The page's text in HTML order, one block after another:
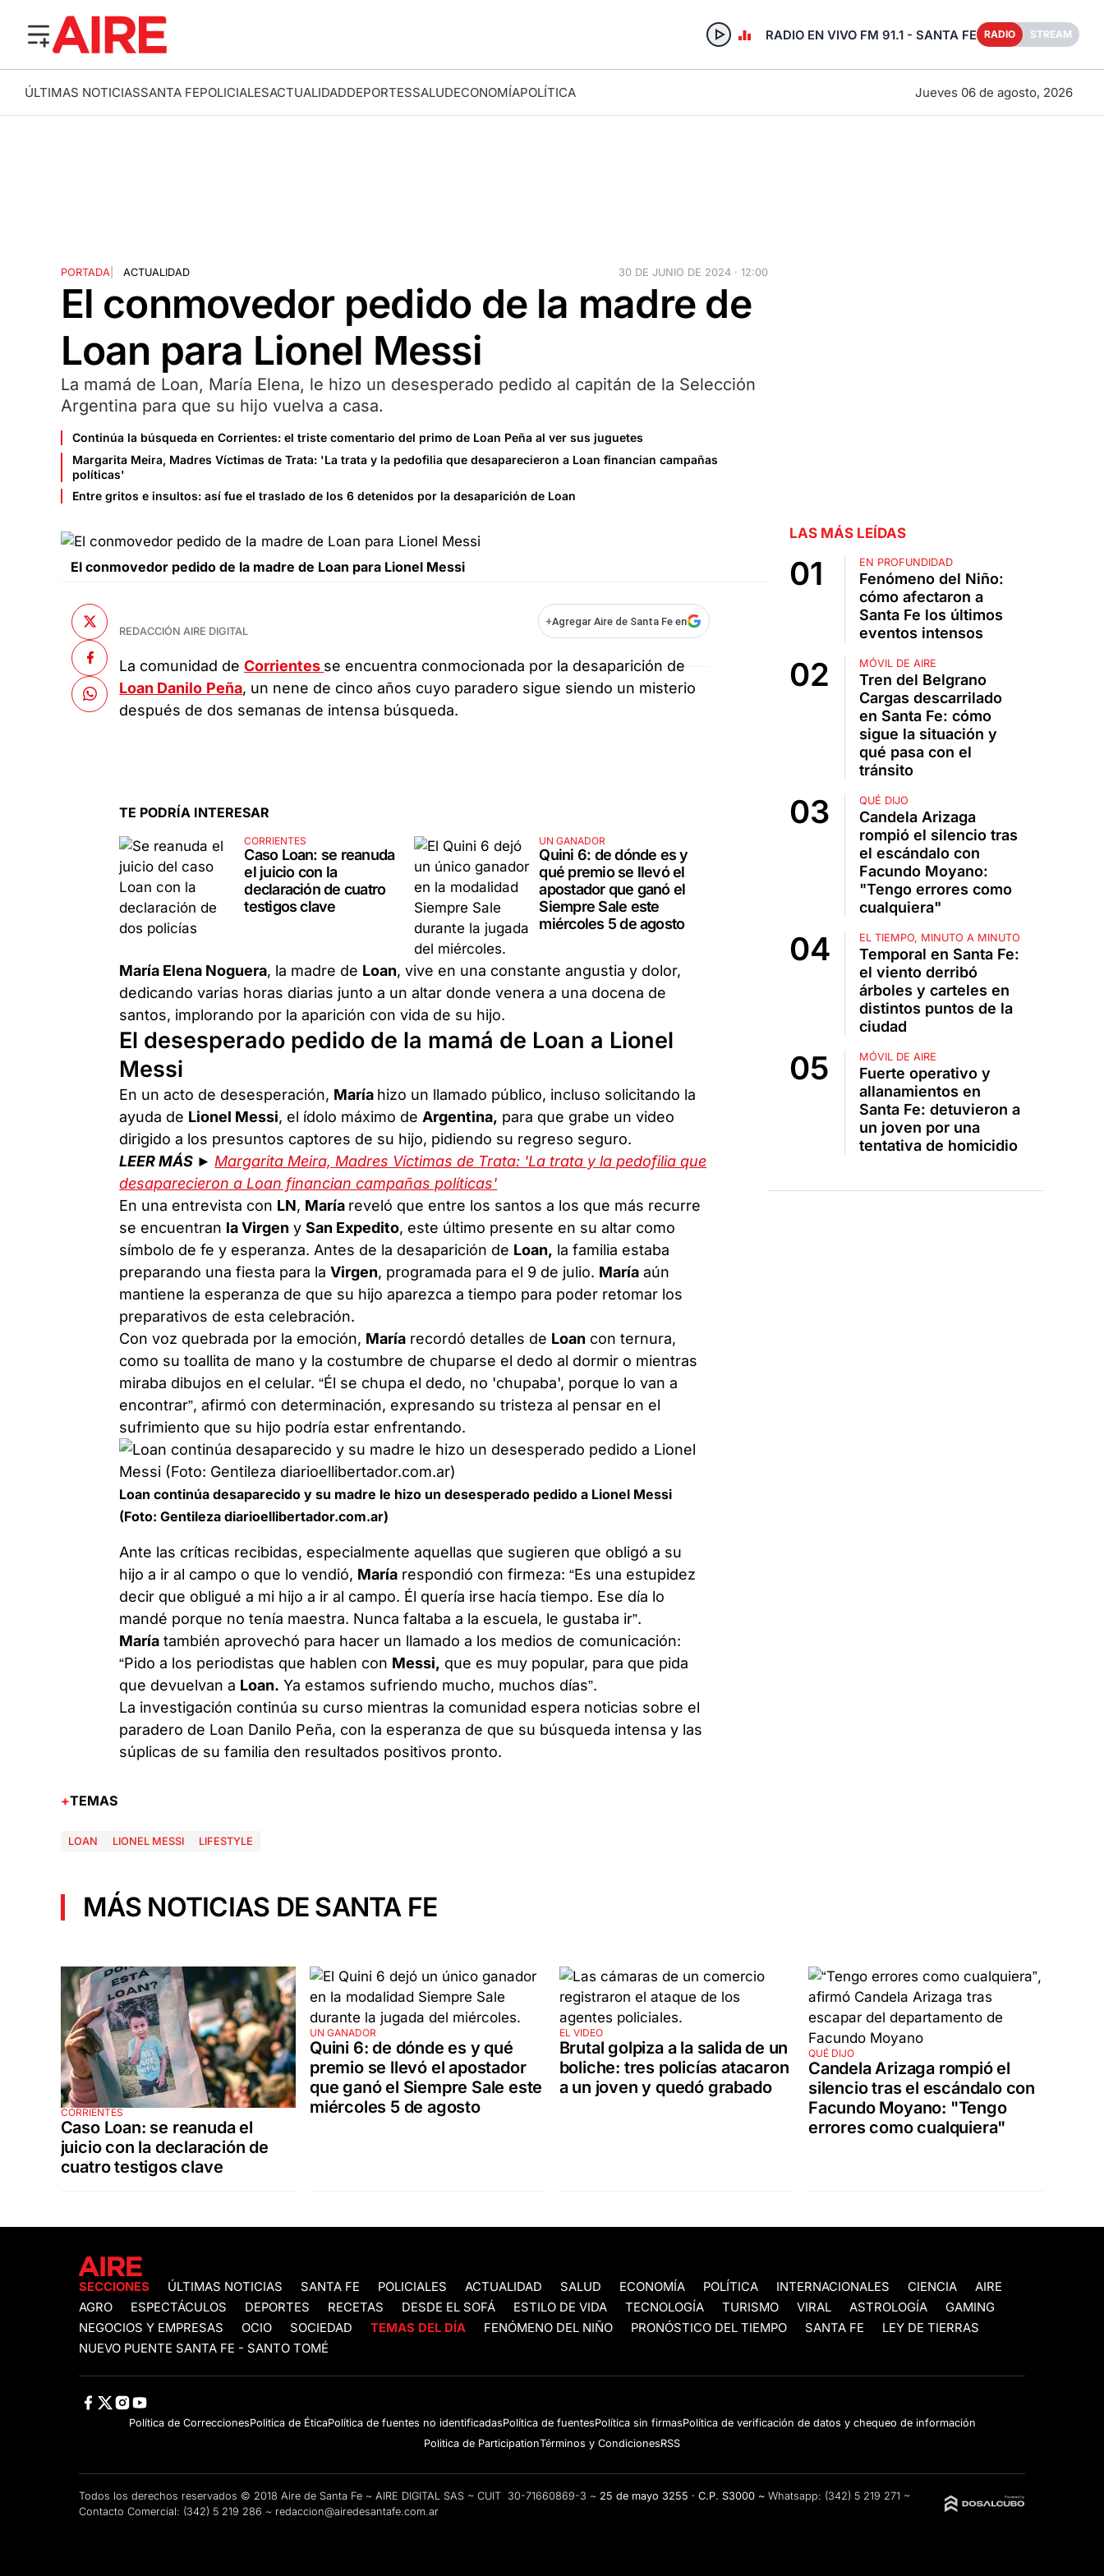
RADIO EN VIVO FM 91.1 - SANTA FE RADIO STREAM
ÚLTIMAS NOTICIASSANTA FEPOLICIALESACTUALIDADDEPORTESSALUDECONOMÍAPOLÍTICA Jueves 06 de agosto, 2026
PORTADA| ACTUALIDAD 30 DE JUNIO DE 2024 · 12:00
El conmovedor pedido de la madre de
Loan para Lionel Messi
La mamá de Loan, María Elena, le hizo un desesperado pedido al capitán de la Selección
Argentina para que su hijo vuelva a casa.
Continúa la búsqueda en Corrientes: el triste comentario del primo de Loan Peña al ver sus juguetes
Margarita Meira, Madres Víctimas de Trata: 'La trata y la pedofilia que desaparecieron a Loan financian campañas
políticas'
Entre gritos e insultos: así fue el traslado de los 6 detenidos por la desaparición de Loan
El conmovedor pedido de la madre de Loan para Lionel Messi
REDACCIÓN AIRE DIGITAL
+Agregar Aire de Santa Fe en
La comunidad deCorrientes se encuentra conmocionada por la desaparición de
Loan Danilo Peña, un nene de cinco años cuyo paradero sigue siendo un misterio
después de dos semanas de intensa búsqueda.
TE PODRÍA INTERESAR
CORRIENTES
Caso Loan: se reanuda
el juicio con la
declaración de cuatro
testigos clave
UN GANADOR
Quini 6: de dónde es y
qué premio se llevó el
apostador que ganó el
Siempre Sale este
miércoles 5 de agosto
María Elena Noguera, la madre de Loan, vive en una constante angustia y dolor,
dedicando varias horas diarias junto a un altar donde venera a una docena de
santos, implorando por la aparición con vida de su hijo.
El desesperado pedido de la mamá de Loan a Lionel
Messi
En un acto de desesperación, María hizo un llamado público, incluso solicitando la
ayuda de Lionel Messi, el ídolo máximo de Argentina, para que grabe un video
dirigido a los presuntos captores de su hijo, pidiendo su regreso seguro.
LEER MÁS ► Margarita Meira, Madres Víctimas de Trata: 'La trata y la pedofilia que
desaparecieron a Loan financian campañas políticas'
En una entrevista con LN, María reveló que entre los santos a los que más recurre
se encuentran la Virgen ySan Expedito, este último presente en su altar como
símbolo de fe y esperanza. Antes de la desaparición de Loan, la familia estaba
preparando una fiesta para laVirgen, programada para el 9 de julio. María aún
mantiene la esperanza de que su hijo aparezca a tiempo para poder retomar los
preparativos de esta celebración.
Con voz quebrada por la emoción, María recordó detalles de Loan con ternura,
como su toallita de mano y la costumbre de chuparse el dedo al dormir o mientras
miraba dibujos en el celular. “Él se chupa el dedo, no 'chupaba', porque lo van a
encontrar”, afirmó con determinación, expresando su tristeza al pensar en el
sufrimiento que su hijo podría estar enfrentando.
Loan continúa desaparecido y su madre le hizo un desesperado pedido a Lionel Messi
(Foto: Gentileza diarioellibertador.com.ar)
Ante las críticas recibidas, especialmente aquellas que sugieren que obligó a su
hijo a ir al campo o que lo vendió, María respondió con firmeza: “Es una estupidez
decir que obligué a mi hijo a ir al campo. Él quería irse hacía tiempo. Ese día lo
mandé porque no tenía maestra. Nunca faltaba a la escuela, le gustaba ir”.
María también aprovechó para hacer un llamado a los medios de comunicación:
“Pido a los periodistas que hablen con Messi, que es muy popular, para que pida
que devuelvan a Loan. Ya estamos sufriendo mucho, muchos días”.
La investigación continúa su curso mientras la comunidad espera noticias sobre el
paradero de Loan Danilo Peña, con la esperanza de que su búsqueda intensa y las
súplicas de su familia den resultados positivos pronto.
LAS MÁS LEÍDAS
EN PROFUNDIDAD
Fenómeno del Niño:
cómo afectaron a
Santa Fe los últimos
eventos intensos
MÓVIL DE AIRE
Tren del Belgrano
Cargas descarrilado
en Santa Fe: cómo
sigue la situación y
qué pasa con el
tránsito
QUÉ DIJO
Candela Arizaga
rompió el silencio tras
el escándalo con
Facundo Moyano:
"Tengo errores como
cualquiera"
EL TIEMPO, MINUTO A MINUTO
Temporal en Santa Fe:
el viento derribó
árboles y carteles en
distintos puntos de la
ciudad
MÓVIL DE AIRE
Fuerte operativo y
allanamientos en
Santa Fe: detuvieron a
un joven por una
tentativa de homicidio
TEMAS
LOAN LIONEL MESSI LIFESTYLE
MÁS NOTICIAS DE SANTA FE
CORRIENTES
Caso Loan: se reanuda el
juicio con la declaración de
cuatro testigos clave
UN GANADOR
Quini 6: de dónde es y qué
premio se llevó el apostador
que ganó el Siempre Sale este
miércoles 5 de agosto
EL VIDEO
Brutal golpiza a la salida de un
boliche: tres policías atacaron
a un joven y quedó grabado
QUÉ DIJO
Candela Arizaga rompió el
silencio tras el escándalo con
Facundo Moyano: "Tengo
errores como cualquiera"
SECCIONES ÚLTIMAS NOTICIAS SANTA FE POLICIALES ACTUALIDAD SALUD ECONOMÍA POLÍTICA INTERNACIONALES CIENCIA
AIRE
AGRO
ESPECTÁCULOS DEPORTES RECETAS DESDE EL SOFÁ ESTILO DE VIDA TECNOLOGÍA TURISMO VIRAL ASTROLOGÍA
GAMING
NEGOCIOS Y EMPRESAS
OCIO SOCIEDAD TEMAS DEL DÍA FENÓMENO DEL NIÑO PRONÓSTICO DEL TIEMPO SANTA FE
LEY DE TIERRAS
NUEVO PUENTE SANTA FE - SANTO TOMÉ
Política de CorreccionesPolitica de ÉticaPolítica de fuentes no identificadasPolítica de fuentesPolítica sin firmasPolítica de verificación de datos y chequeo de información
Politica de ParticipationTérminos y CondicionesRSS
Todos los derechos reservados © 2018 Aire de Santa Fe ~ AIRE DIGITAL SAS ~ CUIT 30-71660869-3 ~ 25 de mayo 3255 · C.P. S3000 ~ Whatsapp: (342) 5 219 271 ~
Contacto Comercial: (342) 5 219 286 ~ redaccion@airedesantafe.com.ar